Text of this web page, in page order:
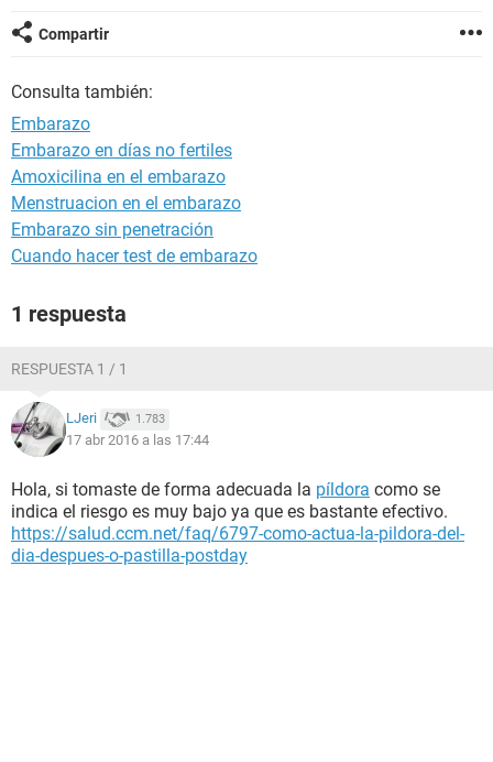
Compartir
Consulta también:
Embarazo
Embarazo en días no fertiles
Amoxicilina en el embarazo
Menstruacion en el embarazo
Embarazo sin penetración
Cuando hacer test de embarazo
1 respuesta
RESPUESTA 1 / 1
LJeri 1.783
17 abr 2016 a las 17:44
Hola, si tomaste de forma adecuada la píldora como se
indica el riesgo es muy bajo ya que es bastante efectivo.
https://salud.ccm.net/faq/6797-como-actua-la-pildora-del-
dia-despues-o-pastilla-postday